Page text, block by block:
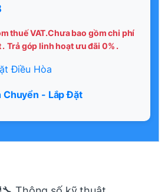
thuế VAT.Chưa bao gồm chi phí
. Trả góp linh hoạt ưu đãi 0% .
Điều Hòa
Chuyển - Lắp Đặt